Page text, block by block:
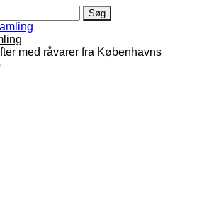
med råvarer fra Københavns